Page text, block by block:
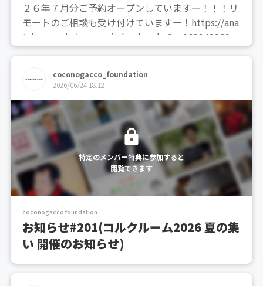
２６年７月分ご予約オープンしていますー！！！リ
モートのご相談も受け付けていますー！https://ana
tairo.resv.jp/reserve/calendar.php?x=1633499698
御質問などは下記、お問い合わせフォームからお願
coconogacco_foundation
2026/06/24 18:12
特定のメンバー特典に参加すると
閲覧できます
coconogacco foundation
お知らせ#201(コルクルーム2026 夏の集
い 開催のお知らせ)